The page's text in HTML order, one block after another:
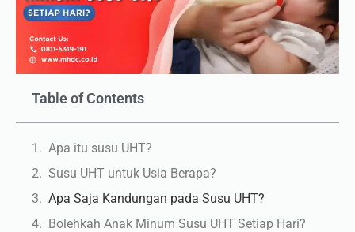
Table of Contents
Apa itu susu UHT?
Susu UHT untuk Usia Berapa?
Apa Saja Kandungan pada Susu UHT?
Bolehkah Anak Minum Susu UHT Setiap Hari?